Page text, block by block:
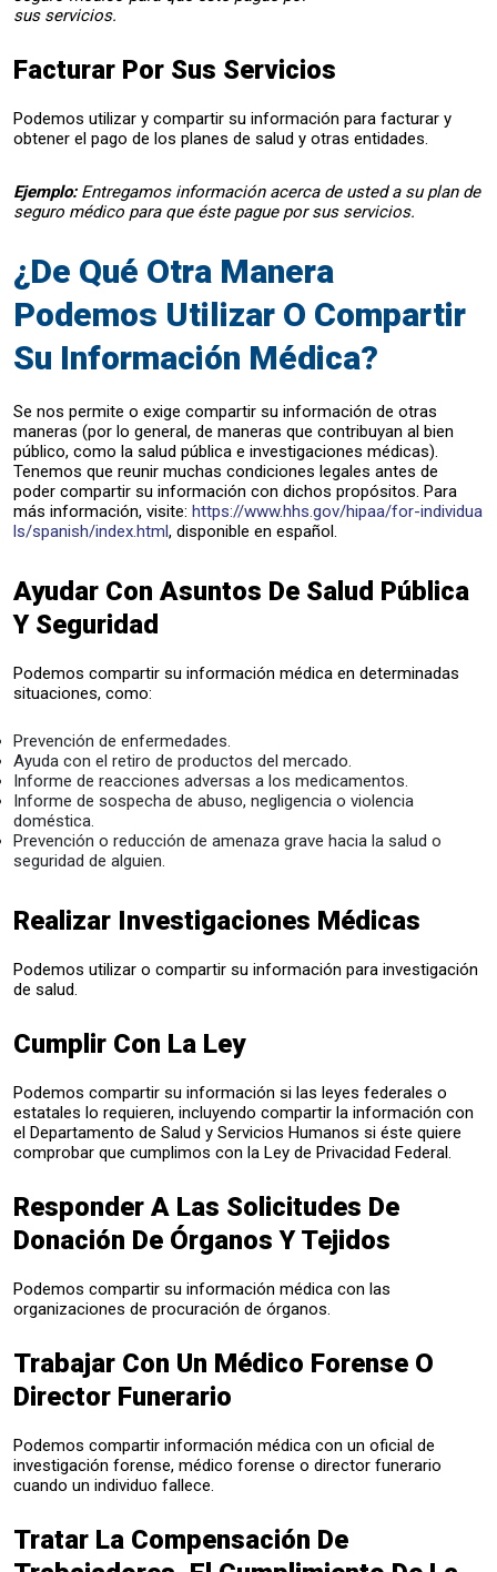
sus servicios.
Facturar Por Sus Servicios
Podemos utilizar y compartir su información para facturar y
obtener el pago de los planes de salud y otras entidades.
Ejemplo:Entregamos información acerca de usted a su plan de
seguro médico para que éste pague por sus servicios.
¿De Qué Otra Manera
Podemos Utilizar O Compartir
Su Información Médica?
Se nos permite o exige compartir su información de otras
maneras (por lo general, de maneras que contribuyan al bien
público, como la salud pública e investigaciones médicas).
Tenemos que reunir muchas condiciones legales antes de
poder compartir su información con dichos propósitos. Para
más información, visite: https://www.hhs.gov/hipaa/for-individua
ls/spanish/index.html, disponible en español.
Ayudar Con Asuntos De Salud Pública
Y Seguridad
Podemos compartir su información médica en determinadas
situaciones, como:
Prevención de enfermedades.
Ayuda con el retiro de productos del mercado.
Informe de reacciones adversas a los medicamentos.
Informe de sospecha de abuso, negligencia o violencia
doméstica.
Prevención o reducción de amenaza grave hacia la salud o
seguridad de alguien.
Realizar Investigaciones Médicas
Podemos utilizar o compartir su información para investigación
de salud.
Cumplir Con La Ley
Podemos compartir su información si las leyes federales o
estatales lo requieren, incluyendo compartir la información con
el Departamento de Salud y Servicios Humanos si éste quiere
comprobar que cumplimos con la Ley de Privacidad Federal.
Responder A Las Solicitudes De
Donación De Órganos Y Tejidos
Podemos compartir su información médica con las
organizaciones de procuración de órganos.
Trabajar Con Un Médico Forense O
Director Funerario
Podemos compartir información médica con un oficial de
investigación forense, médico forense o director funerario
cuando un individuo fallece.
Tratar La Compensación De